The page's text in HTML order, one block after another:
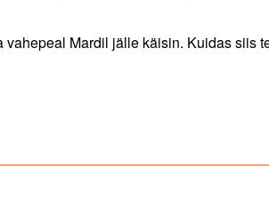
Mardil jälle käisin. Kuidas siis